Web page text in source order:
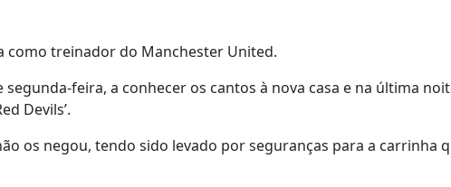
como treinador do Manchester United.
feira, a conhecer os cantos à nova casa e na última
Devils’.
os negou, tendo sido levado por seguranças para a carrinha